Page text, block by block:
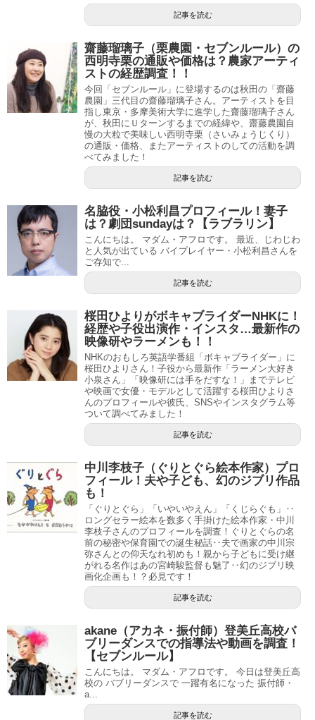
記事を読む
齋藤瑠璃子（栗農園・セブンルール）の
西明寺栗の通販や価格は？農家アーティ
ストの経歴調査！！
今回「セブンルール」に登場するのは秋田の「齋藤
農園」三代目の齋藤瑠璃子さん。アーティストを目
指し東京・多摩美術大学に進学した齋藤瑠璃子さん
が、秋田にＵターンするまでの経緯や、齋藤農園自
慢の大粒で美味しい西明寺栗（さいみょうじくり）
の通販・価格、またアーティストのしての活動を調
べてみました！
記事を読む
名脇役・小松利昌プロフィール！妻子
は？劇団sundayは？【ラブラリン】
こんにちは。 マダム・アフロです。 最近、じわじわ
と人気が出ている バイプレイヤー・小松利昌さんを
ご存知で...
記事を読む
桜田ひよりがボキャブライダーNHKに！
経歴や子役出演作・インスタ…最新作の
映像研やラーメンも！！
NHKのおもしろ英語学番組「ボキャブライダー」に
桜田ひよりさん！子役から最新作「ラーメン大好き
小泉さん」「映像研には手をだすな！」までテレビ
や映画で女優・モデルとして活躍する桜田ひよりさ
んのプロフィールや彼氏、SNSやインスタグラム等
ついて調べてみました！
記事を読む
中川李枝子（ぐりとぐら絵本作家）プロ
フィール！夫や子ども、幻のジブリ作品
も！
「ぐりとぐら」「いやいやえん」「くじらぐも」‥
ロングセラー絵本を数多く手掛けた絵本作家・中川
李枝子さんのプロフィールを調査！ぐりとぐらの名
前の秘密や保育園での誕生秘話‥夫で画家の中川宗
弥さんとの仰天なれ初めも！親から子どもに受け継
がれる名作はあの宮崎駿監督も魅了‥幻のジブリ映
画化企画も！？必見です！
記事を読む
akane（アカネ・振付師）登美丘高校バ
ブリーダンスでの指導法や動画を調査！
【セブンルール】
こんにちは。 マダム・アフロです。 今日は登美丘高
校の バブリーダンスで 一躍有名になった 振付師・
a...
記事を読む